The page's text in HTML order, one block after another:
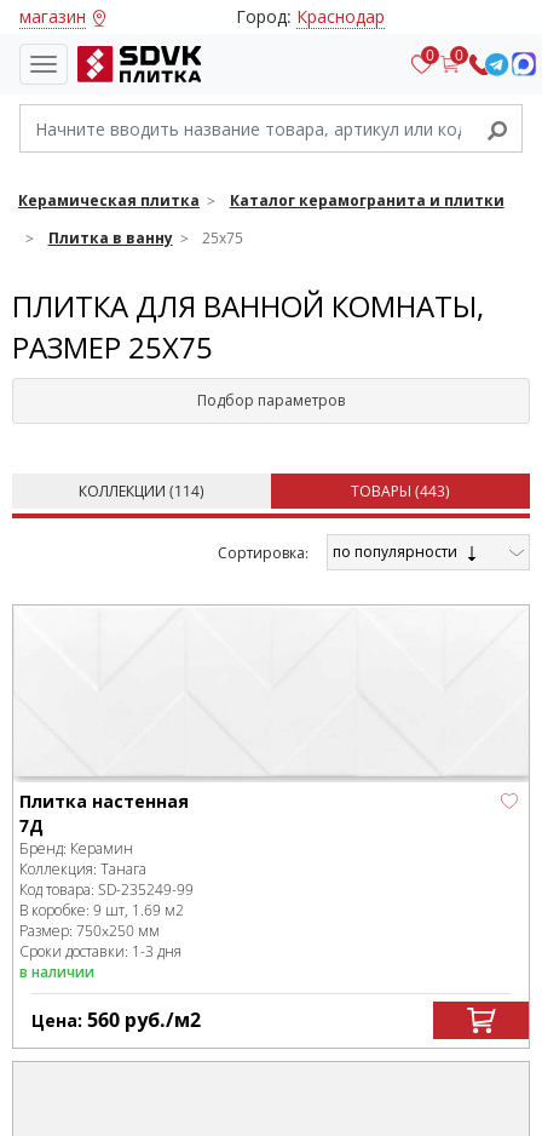
магазин Город: Краснодар
0 0
Керамическая плитка
Каталог керамогранита и плитки
Плитка в ванну
25х75
ПЛИТКА ДЛЯ ВАННОЙ КОМНАТЫ,
РАЗМЕР 25Х75
Подбор параметров
КОЛЛЕКЦИИ (114) ТОВАРЫ (443)
Cортировка: по популярности
Плитка настенная
7Д
Бренд: Керамин
Коллекция: Танага
Код товара: SD-235249-99
В коробке: 9 шт, 1.69 м2
Размер: 750x250 мм
Сроки доставки: 1-3 дня
в наличии
Цена: 560 руб./м2